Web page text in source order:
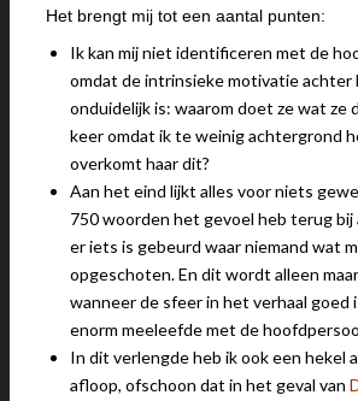
Het brengt mij tot een aantal punten:
Ik kan mij niet identificeren met de
omdat de intrinsieke motivatie achter
onduidelijk is: waarom doet ze wat ze
keer omdat ik te weinig achtergrond
overkomt haar dit?
Aan het eind lijkt alles voor niets
750 woorden het gevoel heb terug bij
er iets is gebeurd waar niemand wat
opgeschoten. En dit wordt alleen
wanneer de sfeer in het verhaal goed
enorm meeleefde met de
In dit verlengde heb ik ook een hekel
afloop, ofschoon dat in het geval van